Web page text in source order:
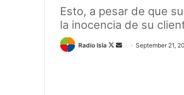
Esto, a pesar de que
la inocencia de su
Radio Isla
Follow
Send September 21,